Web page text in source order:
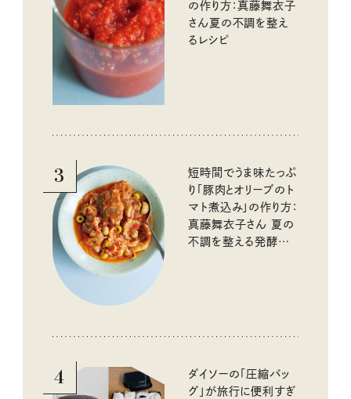
の作り方：真藤舞衣子
さん夏の不調を整え
るレシピ
3
短時間でうま味たっぷ
り「豚肉とオリーブのト
マト煮込み」の作り方：
真藤舞衣子さん 夏の
不調を整える発酵レ
4
ダイソーの「圧縮バッ
グ」が旅行に便利すぎ